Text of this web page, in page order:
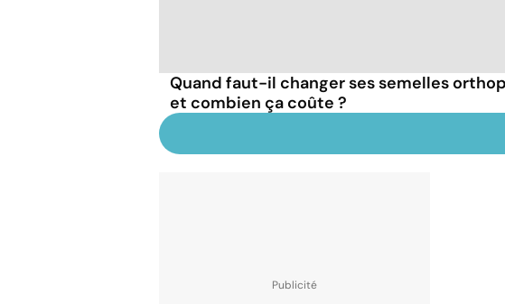
Quand faut-il changer ses semelles
et combien ça coûte ?